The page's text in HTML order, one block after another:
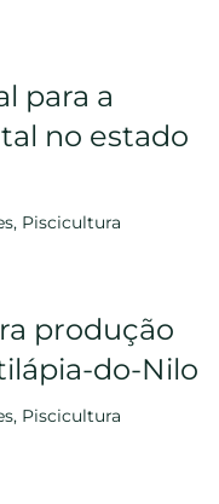
para a
no estado
, Piscicultura
produção
do-Nilo
, Piscicultura